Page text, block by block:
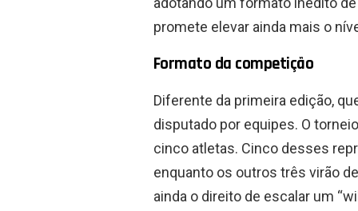
promete elevar ainda mais o
Formato da competição
Diferente da primeira edição,
disputado por equipes. O
cinco atletas. Cinco desses
enquanto os outros três virão
ainda o direito de escalar um